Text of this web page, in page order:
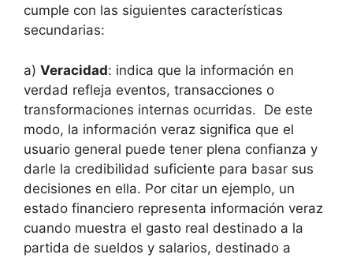
cumple con las siguientes características
secundarias:
a) Veracidad: indica que la información en
verdad refleja eventos, transacciones o
transformaciones internas ocurridas. De este
modo, la información veraz significa que el
usuario general puede tener plena confianza y
darle la credibilidad suficiente para basar sus
decisiones en ella. Por citar un ejemplo, un
estado financiero representa información veraz
cuando muestra el gasto real destinado a la
partida de sueldos y salarios, destinado a